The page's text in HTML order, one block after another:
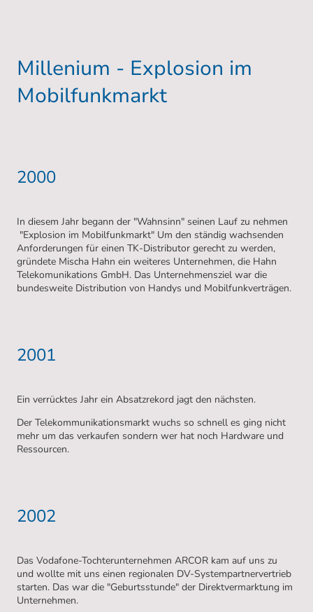
Millenium - Explosion im
Mobilfunkmarkt
2000
In diesem Jahr begann der "Wahnsinn" seinen Lauf zu nehmen
"Explosion im Mobilfunkmarkt" Um den ständig wachsenden
Anforderungen für einen TK-Distributor gerecht zu werden,
gründete Mischa Hahn ein weiteres Unternehmen, die Hahn
Telekomunikations GmbH. Das Unternehmensziel war die
bundesweite Distribution von Handys und Mobilfunkverträgen.
2001
Ein verrücktes Jahr ein Absatzrekord jagt den nächsten.
Der Telekommunikationsmarkt wuchs so schnell es ging nicht
mehr um das verkaufen sondern wer hat noch Hardware und
Ressourcen.
2002
Das Vodafone-Tochterunternehmen ARCOR kam auf uns zu
und wollte mit uns einen regionalen DV-Systempartnervertrieb
starten. Das war die "Geburtsstunde" der Direktvermarktung im
Unternehmen.